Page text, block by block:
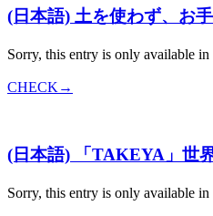
(日本語) 土を使わず、お
Sorry, this entry is only available
CHECK→
(日本語) 「TAKEYA」世
Sorry, this entry is only available